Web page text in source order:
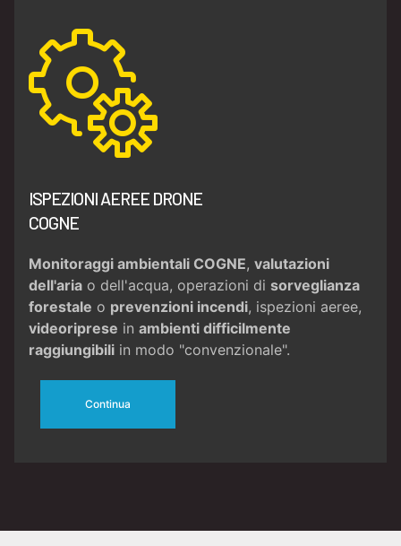
ISPEZIONI AEREE DRONE
COGNE
Monitoraggi ambientali COGNE, valutazioni
dell'aria o dell'acqua, operazioni di sorveglianza
forestale o prevenzioni incendi, ispezioni aeree,
videoriprese in ambienti difficilmente
raggiungibili in modo "convenzionale".
Continua